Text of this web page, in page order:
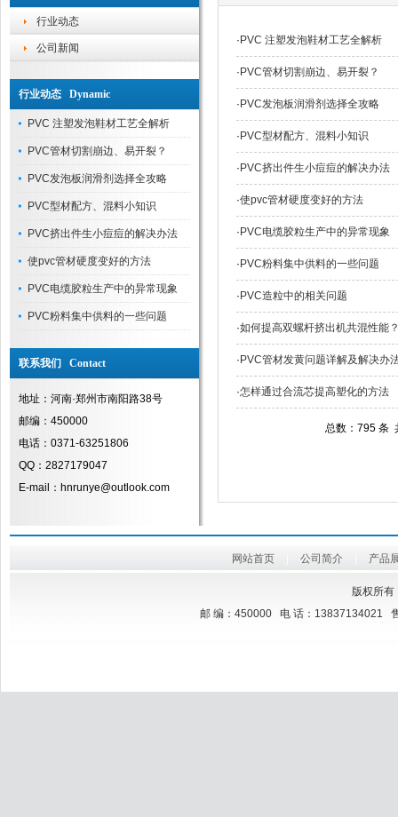
行业动态
公司新闻
行业动态 Dynamic
PVC 注塑发泡鞋材工艺全解析
PVC管材切割崩边、易开裂？
PVC发泡板润滑剂选择全攻略
PVC型材配方、混料小知识
PVC挤出件生小痘痘的解决办法
使pvc管材硬度变好的方法
PVC电缆胶粒生产中的异常现象
PVC粉料集中供料的一些问题
联系我们 Contact
地址：河南·郑州市南阳路38号
邮编：450000
电话：0371-63251806
QQ：2827179047
E-mail：hnrunye@outlook.com
· PVC 注塑发泡鞋材工艺全解析
· PVC管材切割崩边、易开裂？
· PVC发泡板润滑剂选择全攻略
· PVC型材配方、混料小知识
· PVC挤出件生小痘痘的解决办法
·使pvc管材硬度变好的方法
· PVC电缆胶粒生产中的异常现象
· PVC粉料集中供料的一些问题
· PVC造粒中的相关问题
·如何提高双螺杆挤出机共混性能
· PVC管材发黄问题详解及解决办
·怎样通过合流芯提高塑化的方法
总数：795
网站首页 公司简介 产品
版权所
邮 编：450000 电 话：13837134021